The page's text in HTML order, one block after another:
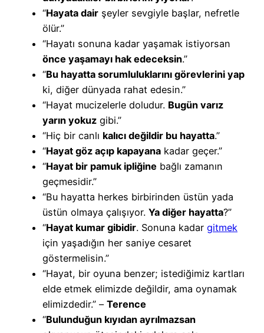
“Hayata dair şeyler sevgiyle başlar, nefretle
ölür.”
“Hayatı sonuna kadar yaşamak istiyorsan
önce yaşamayı hak edeceksin.”
“Bu hayatta sorumluluklarını görevlerini yap
ki, diğer dünyada rahat edesin.”
“Hayat mucizelerle doludur. Bugün varız
yarın yokuz gibi.”
“Hiç bir canlı kalıcı değildir bu hayatta.”
“Hayat göz açıp kapayana kadar geçer.”
“Hayat bir pamuk ipliğine bağlı zamanın
geçmesidir.”
“Bu hayatta herkes birbirinden üstün yada
üstün olmaya çalışıyor. Ya diğer hayatta?”
“Hayat kumar gibidir. Sonuna kadar gitmek
için yaşadığın her saniye cesaret
göstermelisin.”
“Hayat, bir oyuna benzer; istediğimiz kartları
elde etmek elimizde değildir, ama oynamak
elimizdedir.” – Terence
“Bulunduğun kıyıdan ayrılmazsan